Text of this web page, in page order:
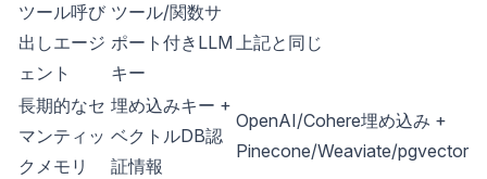
ツール呼び
出しエージ
ェント
ツール/関数サ
ポート付きLLM
キー
上記と同じ
長期的なセ
マンティッ
クメモリ
埋め込みキー +
ベクトルDB認
証情報
OpenAI/Cohere埋め込み +
Pinecone/Weaviate/pgvector